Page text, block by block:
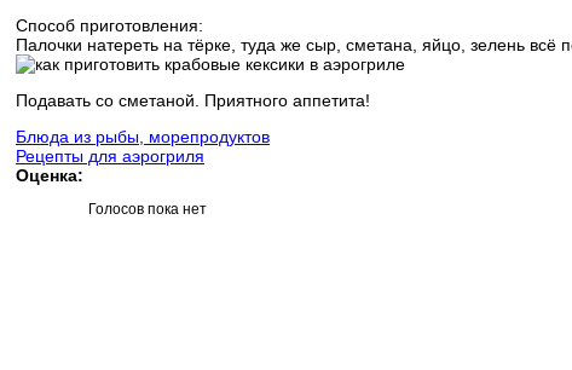
Способ приготовления:
Палочки натереть на тёрке, туда же сыр, сметана, яйцо, зелень
Подавать со сметаной. Приятного аппетита!
Блюда из рыбы, морепродуктов
Рецепты для аэрогриля
Оценка:
Голосов пока нет